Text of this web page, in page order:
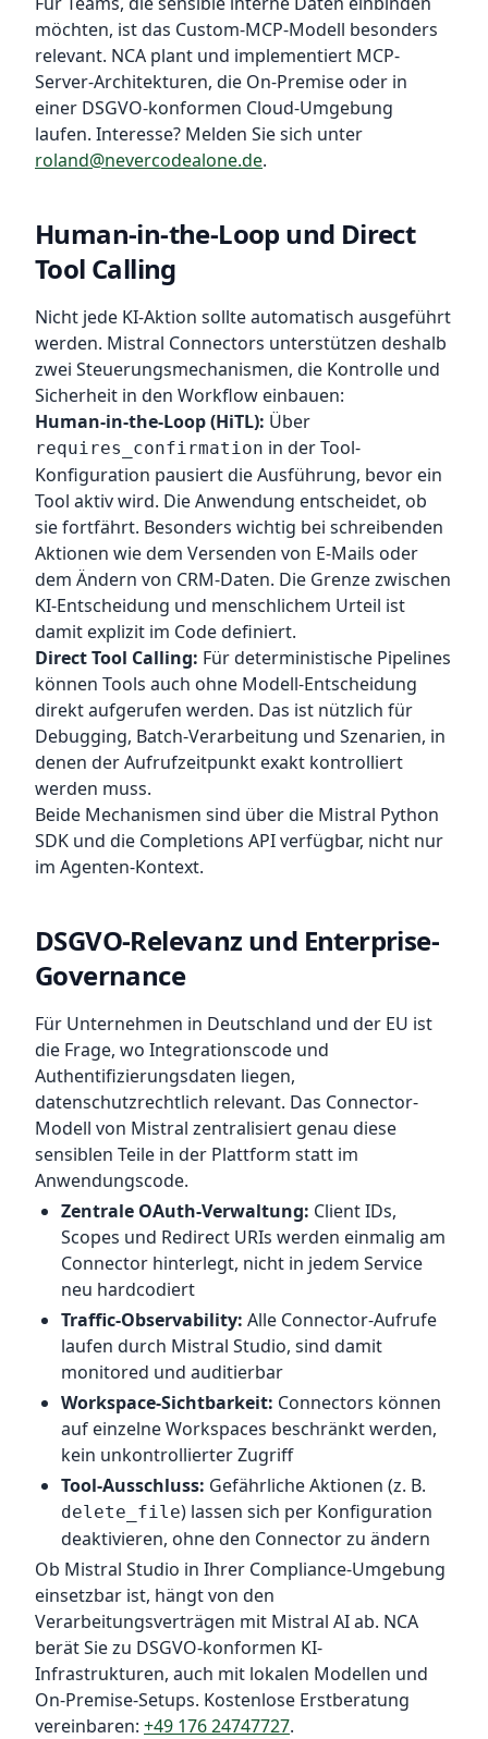
möchten, ist das Custom-MCP-Modell besonders
relevant. NCA plant und implementiert MCP-
Server-Architekturen, die On-Premise oder in
einer DSGVO-konformen Cloud-Umgebung
laufen. Interesse? Melden Sie sich unter
roland@nevercodealone.de.
Human-in-the-Loop und Direct
Tool Calling
Nicht jede KI-Aktion sollte automatisch ausgeführt
werden. Mistral Connectors unterstützen deshalb
zwei Steuerungsmechanismen, die Kontrolle und
Sicherheit in den Workflow einbauen:
Human-in-the-Loop (HiTL): Über
requires_confirmation in der Tool-
Konfiguration pausiert die Ausführung, bevor ein
Tool aktiv wird. Die Anwendung entscheidet, ob
sie fortfährt. Besonders wichtig bei schreibenden
Aktionen wie dem Versenden von E-Mails oder
dem Ändern von CRM-Daten. Die Grenze zwischen
KI-Entscheidung und menschlichem Urteil ist
damit explizit im Code definiert.
Direct Tool Calling: Für deterministische Pipelines
können Tools auch ohne Modell-Entscheidung
direkt aufgerufen werden. Das ist nützlich für
Debugging, Batch-Verarbeitung und Szenarien, in
denen der Aufrufzeitpunkt exakt kontrolliert
werden muss.
Beide Mechanismen sind über die Mistral Python
SDK und die Completions API verfügbar, nicht nur
im Agenten-Kontext.
DSGVO-Relevanz und Enterprise-
Governance
Für Unternehmen in Deutschland und der EU ist
die Frage, wo Integrationscode und
Authentifizierungsdaten liegen,
datenschutzrechtlich relevant. Das Connector-
Modell von Mistral zentralisiert genau diese
sensiblen Teile in der Plattform statt im
Anwendungscode.
Zentrale OAuth-Verwaltung: Client IDs,
Scopes und Redirect URIs werden einmalig am
Connector hinterlegt, nicht in jedem Service
neu hardcodiert
Traffic-Observability: Alle Connector-Aufrufe
laufen durch Mistral Studio, sind damit
monitored und auditierbar
Workspace-Sichtbarkeit: Connectors können
auf einzelne Workspaces beschränkt werden,
kein unkontrollierter Zugriff
Tool-Ausschluss: Gefährliche Aktionen (z. B.
delete_file) lassen sich per Konfiguration
deaktivieren, ohne den Connector zu ändern
Ob Mistral Studio in Ihrer Compliance-Umgebung
einsetzbar ist, hängt von den
Verarbeitungsverträgen mit Mistral AI ab. NCA
berät Sie zu DSGVO-konformen KI-
Infrastrukturen, auch mit lokalen Modellen und
On-Premise-Setups. Kostenlose Erstberatung
vereinbaren: +49 176 24747727.